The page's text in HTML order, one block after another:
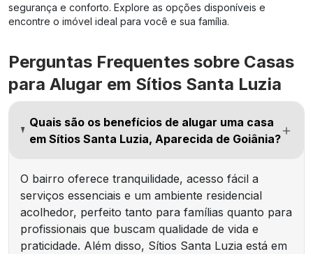
segurança e conforto. Explore as opções disponíveis e
encontre o imóvel ideal para você e sua família.
Perguntas Frequentes sobre Casas
para Alugar em Sítios Santa Luzia
Quais são os benefícios de alugar uma casa
em Sítios Santa Luzia, Aparecida de Goiânia?
O bairro oferece tranquilidade, acesso fácil a
serviços essenciais e um ambiente residencial
acolhedor, perfeito tanto para famílias quanto para
profissionais que buscam qualidade de vida e
praticidade. Além disso, Sítios Santa Luzia está em